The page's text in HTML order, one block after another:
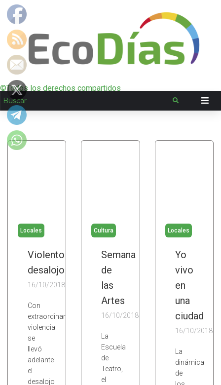
©Todos los derechos compartidos
Locales
Violento
desalojo
16/10/2018
Con
extraordinaria
violencia
se
llevó
adelante
el
desalojo
Cultura
Semana
de
las
Artes
16/10/2018
La
Escuela
de
Teatro,
el
Locales
Yo
vivo
en
una
ciudad
16/10/2018
La
dinámica
de